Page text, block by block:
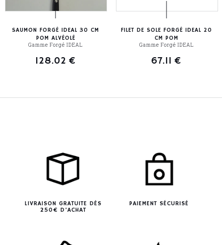
SAUMON FORGÉ IDEAL 30 CM
POM ALVÉOLÉ
Gamme Forgé IDEAL
128.02 €
FILET DE SOLE FORGÉ IDEAL 20
CM POM
Gamme Forgé IDEAL
67.11 €
LIVRAISON GRATUITE DÈS
250€ D’ACHAT
PAIEMENT SÉCURISÉ